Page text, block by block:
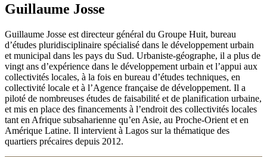
Guillaume Josse
Guillaume Josse est directeur général du Groupe Huit, bureau
d’études pluridisciplinaire spécialisé dans le développement urbain
et municipal dans les pays du Sud. Urbaniste-géographe, il a plus de
vingt ans d’expérience dans le développement urbain et l’appui aux
collectivités locales, à la fois en bureau d’études techniques, en
collectivité locale et à l’Agence française de développement. Il a
piloté de nombreuses études de faisabilité et de planification urbaine,
et mis en place des financements à l’endroit des collectivités locales
tant en Afrique subsaharienne qu’en Asie, au Proche-Orient et en
Amérique Latine. Il intervient à Lagos sur la thématique des
quartiers précaires depuis 2012.